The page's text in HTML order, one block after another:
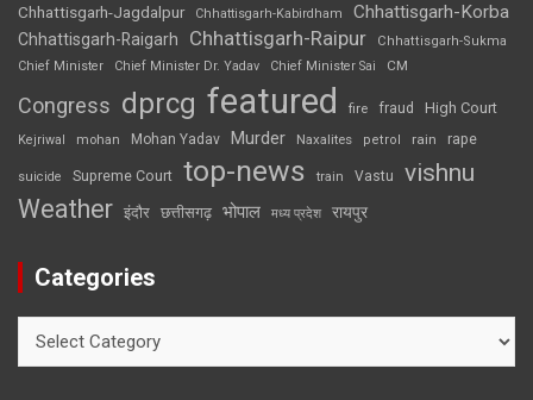
Chhattisgarh-Jagdalpur Chhattisgarh-Kabirdham Chhattisgarh-Korba
Chhattisgarh-Raigarh Chhattisgarh-Raipur
Chhattisgarh-Sukma
Chief Minister
Chief Minister Dr. Yadav Chief Minister Sai CM
Congress dprcg featured fire fraud High Court
Kejriwal mohan Mohan Yadav Murder Naxalites petrol rain rape
suicide Supreme Court top-news train Vastu vishnu
Weather इंदौर छत्तीसगढ़ भोपाल मध्य प्रदेश रायपुर
Categories